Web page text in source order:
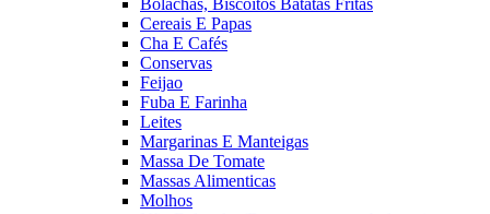
Bolachas, Biscoitos Batatas Fritas
Cereais E Papas
Cha E Cafés
Conservas
Feijao
Fuba E Farinha
Leites
Margarinas E Manteigas
Massa De Tomate
Massas Alimenticas
Molhos